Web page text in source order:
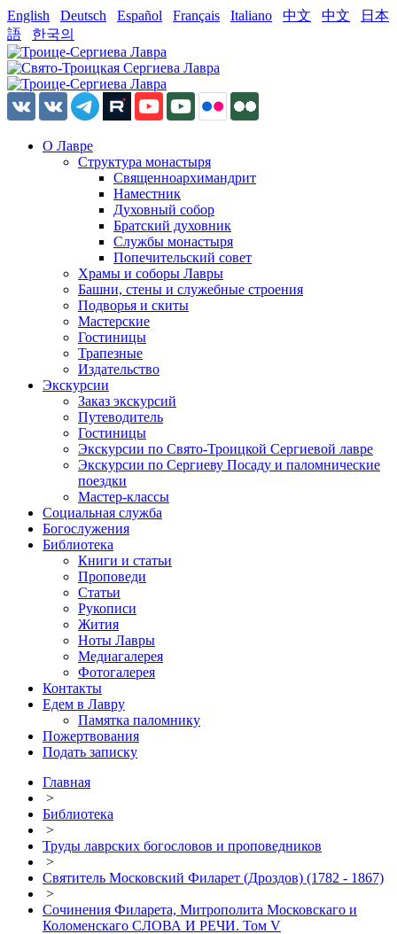
English Deutsch Español Français Italiano 中文 中文
日本
語
한국의
О Лавре
Структура монастыря
Священноархимандрит
Наместник
Духовный собор
Братский духовник
Службы монастыря
Попечительский совет
Храмы и соборы Лавры
Башни, стены и служебные строения
Подворья и скиты
Мастерские
Гостиницы
Трапезные
Издательство
Экскурсии
Заказ экскурсий
Путеводитель
Гостиницы
Экскурсии по Свято-Троицкой Сергиевой лавре
Экскурсии по Сергиеву Посаду и паломнические
поездки
Мастер-классы
Социальная служба
Богослужения
Библиотека
Книги и статьи
Проповеди
Статьи
Рукописи
Жития
Ноты Лавры
Медиагалерея
Фотогалерея
Контакты
Едем в Лавру
Памятка паломнику
Пожертвования
Подать записку
Главная
>
Библиотека
>
Труды лаврских богословов и проповедников
>
Святитель Московский Филарет (Дроздов) (1782 - 1867)
>
Сочинения Филарета, Митрополита Московскаго и
Коломенскаго СЛОВА И РЕЧИ. Том V